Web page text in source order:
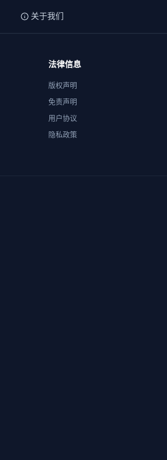
关于我们
法律信息
版权声明
免责声明
用户协议
隐私政策